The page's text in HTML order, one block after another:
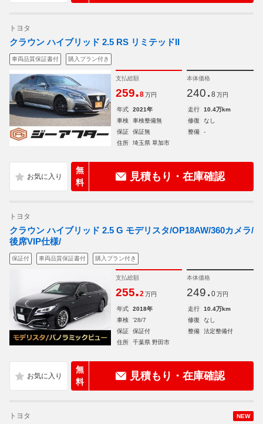
トヨタ
クラウン ハイブリッド 2.5 RS リミテッドII
車両品質保証書付 購入プラン付き
支払総額
259.8 万円
本体価格
240. 8 万円
年式 2021年 走行
10.4万km
車検
車検整備無 修復
なし
保証
保証無 整備
-
住所
埼玉県 草加市
無
料
見積もり・在庫確認
トヨタ
クラウン ハイブリッド 2.5 G モデリスタ/OP18AW/360カメラ/
後席VIP仕様/
保証付 車両品質保証書付 購入プラン付き
支払総額
255.2 万円
本体価格
249. 0 万円
年式 2018年 走行
10.4万km
車検
'28/7 修復
なし
保証
保証付 整備
法定整備付
住所
千葉県 野田市
無
料
見積もり・在庫確認
NEW
トヨタ